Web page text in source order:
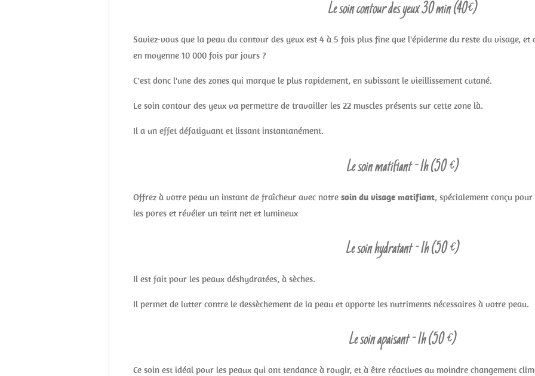
Le soin contour des yeux 30 min (40€)
Saviez-vous que la peau du contour des yeux est 4 à 5 fois plus fine que l'épiderme du reste du visage,
en moyenne 10 000 fois par jours ?
C'est donc l'une des zones qui marque le plus rapidement, en subissant le vieillissement cutané.
Le soin contour des yeux va permettre de travailler les 22 muscles présents sur cette zone là.
Il a un effet défatiguant et lissant instantanément.
Le soin matifiant - 1h (50 €)
Offrez à votre peau un instant de fraîcheur avec notre soin du visage matifiant, spécialement conçu
les pores et révéler un teint net et lumineux
Le soin hydratant - 1h (50 €)
Il est fait pour les peaux déshydratées, à sèches.
Il permet de lutter contre le dessèchement de la peau et apporte les nutriments nécessaires à votre peau.
Le soin apaisant - 1h (50 €)
Ce soin est idéal pour les peaux qui ont tendance à rougir, et à être réactives au moindre changement